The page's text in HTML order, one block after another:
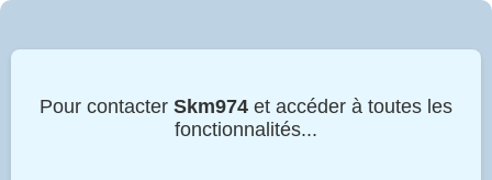
Pour contacter Skm974 et accéder à toutes les
fonctionnalités...